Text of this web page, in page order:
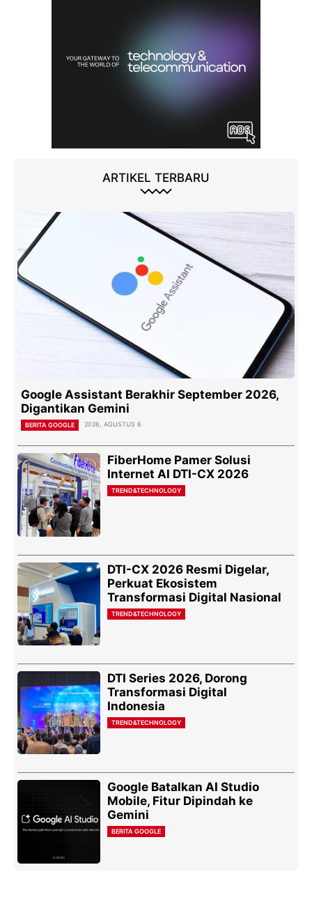
ARTIKEL TERBARU
Google Assistant Berakhir September 2026,
Digantikan Gemini
BERITA GOOGLE 2026, AGUSTUS 6
FiberHome Pamer Solusi
Internet AI DTI-CX 2026
TREND&TECHNOLOGY
DTI-CX 2026 Resmi Digelar,
Perkuat Ekosistem
Transformasi Digital Nasional
TREND&TECHNOLOGY
DTI Series 2026, Dorong
Transformasi Digital
Indonesia
TREND&TECHNOLOGY
Google Batalkan AI Studio
Mobile, Fitur Dipindah ke
Gemini
BERITA GOOGLE